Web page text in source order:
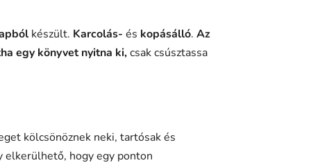
készült. Karcolás- és kopásálló. Az
egy könyvet nyitna ki,csak csúsztassa
kölcsönöznek neki, tartósak és
elkerülhető, hogy egy ponton